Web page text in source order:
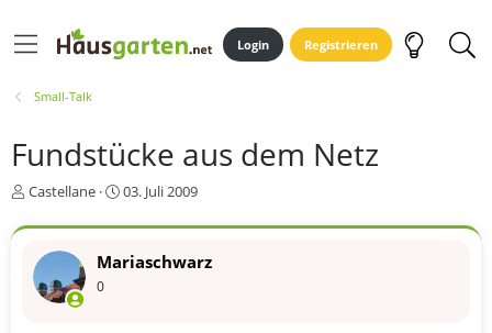
Login Registrieren
Small-Talk
Fundstücke aus dem Netz
E
s
e
Castellane
E
s
e
03. Juli 2009
Mariaschwarz
0